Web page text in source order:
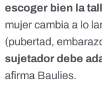
escoger bien la
mujer cambia a lo
(pubertad,
sujetador debe
afirma Baulies.